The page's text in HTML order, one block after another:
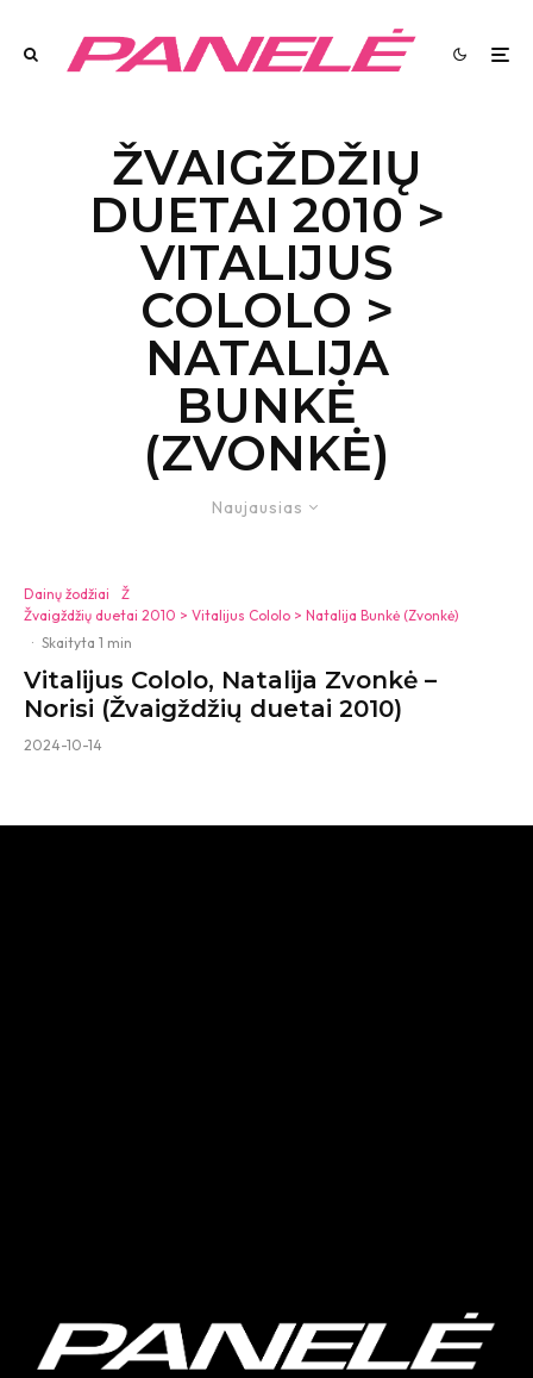
ŽVAIGŽDŽIŲ
DUETAI 2010 >
VITALIJUS
COLOLO >
NATALIJA
BUNKĖ
(ZVONKĖ)
Naujausias
Dainų žodžiai
Ž
Žvaigždžių duetai 2010 > Vitalijus Cololo > Natalija Bunkė (Zvonkė)
· Skaityta 1 min
Vitalijus Cololo, Natalija Zvonkė –
Norisi (Žvaigždžių duetai 2010)
2024-10-14